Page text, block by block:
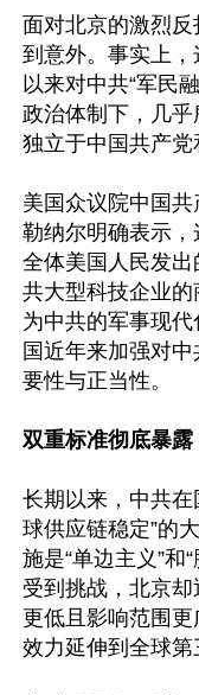
面对北京的激烈
到意外。事实上
以来对中共“军民
政治体制下，几
独立于中国共产党
美国众议院中国
勒纳尔明确表示
全体美国人民发
共大型科技企业
为中共的军事现
国近年来加强对
要性与正当性。
双重标准彻底暴露
长期以来，中共在
球供应链稳定”的
施是“单边主义”和
受到挑战，北京
更低且影响范围
效力延伸到全球第